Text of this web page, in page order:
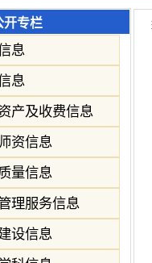
开专栏
息
息
产及收费信息
资信息
量信息
理服务信息
设信息